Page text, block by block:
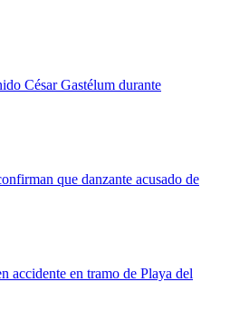
César Gastélum durante
que danzante acusado de
accidente en tramo de Playa del